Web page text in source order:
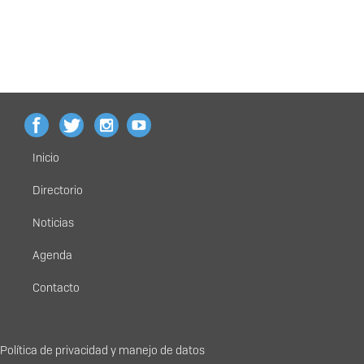
Menú
principal
Inicio
Directorio
Noticias
Agenda
Contacto
Política de privacidad y manejo de datos